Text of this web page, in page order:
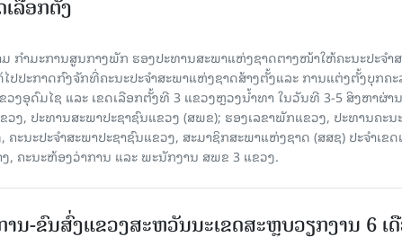
ລືອກຕັ້ງ
ກຳມະການສູນກາງພັກ ຮອງປະທານສະພາແຫ່ງຊາດຕາງໜ້າໃຫ້ຄະນະປະຈໍາ
ປປະກາດກົງຈັກທີ່ຄະນະປະຈໍາສະພາແຫ່ງຊາດສ້າງຕັ້ງແລະ ການແຕ່ງຕັ້ງບຸກຄະ
ງອຸດົມໄຊ ແລະ ເຂດເລືອກຕັ້ງທີ 3 ແຂວງຫຼວງນ້ຳທາ ໃນວັນທີ 3-5 ສິງຫາຜ່າ
ງ, ປະທານສະພາປະຊາຊົນແຂວງ (ສພຂ); ຮອງເລຂາພັກແຂວງ, ປະທານຄະນ
ະນະປະຈໍາສະພາປະຊາຊົນແຂວງ, ສະມາຊິກສະພາແຫ່ງຊາດ (ສສຊ) ປະຈໍາເຂດ
, ຄະນະຫ້ອງວ່າການ ແລະ ພະນັກງານ ສພຂ 3 ແຂວງ.
ນ-ຂົນສົ່ງແຂວງສະຫວັນນະເຂດສະຫຼຸບວຽກງານ 6 ເ